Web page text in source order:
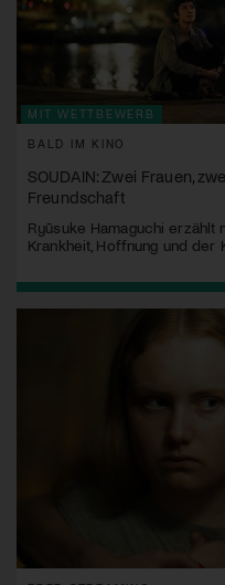
MIT WETTBEWERB
BALD IM KINO
SOUDAIN: Zwei Frauen,
Freundschaft
Ryūsuke Hamaguchi
Krankheit, Hoffnung und der